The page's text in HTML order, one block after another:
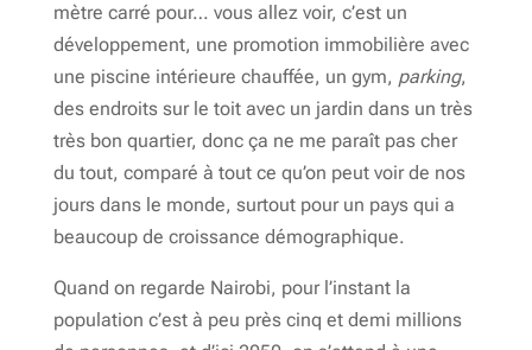
mètre carré pour… vous allez voir, c’est un
développement, une promotion immobilière avec
une piscine intérieure chauffée, un gym, parking,
des endroits sur le toit avec un jardin dans un très
très bon quartier, donc ça ne me paraît pas cher
du tout, comparé à tout ce qu’on peut voir de nos
jours dans le monde, surtout pour un pays qui a
beaucoup de croissance démographique.
Quand on regarde Nairobi, pour l’instant la
population c’est à peu près cinq et demi millions